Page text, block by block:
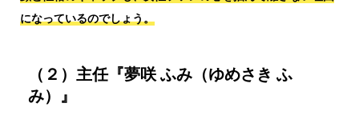
になっているのでしょう。
（２）主任『夢咲 ふみ（ゆめさき ふ
み）』